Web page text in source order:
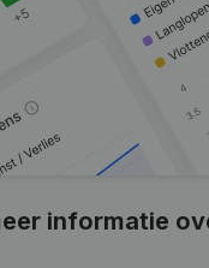
informatie